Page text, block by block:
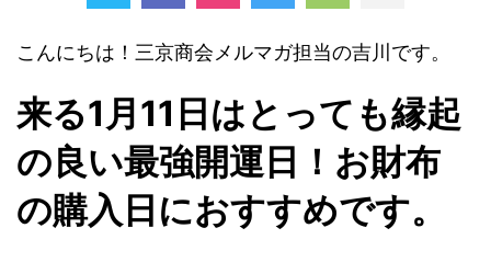
こんにちは！三京商会メルマガ担当の吉川です。
来る1月11日はとっても縁起
の良い最強開運日！お財布
の購入日におすすめです。